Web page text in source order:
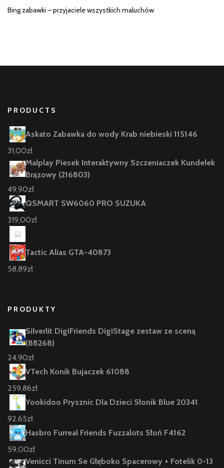
Bing zabawki – przyjaciele wszystkich maluchów
PRODUCTS
Askato Zabawka do wody Krab niebieski 115146
31,00zł
Malplay Piesek Interaktywny Szczeniaczek Kundelek
Brązowy (216803)
49,90zł
QSMART SW6060 PRO SUZUKA
319,00zł
Tactic Alias GTA-40873
58,89zł
PRODUKTY
Silverlit DigiFriends DigiStage zestaw ze sceną
(88268)
24,90zł
VTech Konik Bujaczek 61088
259,86zł
Yookidoo Prysznic Dla Dzieci Słonik Blue 20341
92,65zł
Hasbro Furreal Friends Fuzzalots Słoń F4162
59,00zł
Venicci Tinum Se Głęboko Spacerowy + Fotelik 0-13